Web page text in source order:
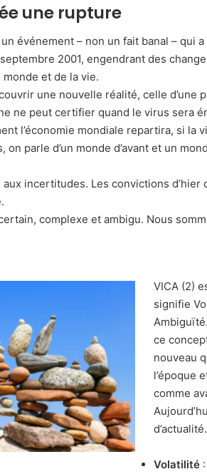
une rupture
événement – non un fait banal – qui
2001, engendrant des
et de la vie.
une nouvelle réalité, celle d’une
ne peut certifier quand le virus sera
l’économie mondiale repartira, si la
on parle d’un monde d’avant et un
incertitudes. Les convictions
complexe et ambigu. Nous
VICA (2)
signifie
ce
nouveau
l’époque
comme
d’actualité.
Volatilité